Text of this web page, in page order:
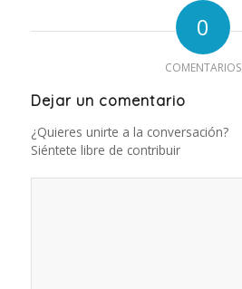
0
COMENTARIOS
Dejar un comentario
¿Quieres unirte a la conversación?
Siéntete libre de contribuir